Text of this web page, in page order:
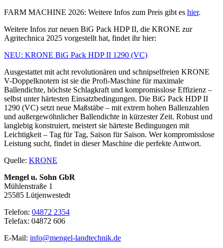
FARM MACHINE 2026: Weitere Infos zum Preis gibt es hier.
Weitere Infos zur neuen BiG Pack HDP II, die KRONE zur
Agritechnica 2025 vorgestellt hat, findet ihr hier:
NEU: KRONE BiG Pack HDP II 1290 (VC)
Ausgestattet mit acht revolutionären und schnipselfreien KRONE
V-Doppelknotern ist sie die Profi-Maschine für maximale
Ballendichte, höchste Schlagkraft und kompromisslose Effizienz –
selbst unter härtesten Einsatzbedingungen. Die BiG Pack HDP II
1290 (VC) setzt neue Maßstäbe – mit extrem hohen Ballenzahlen
und außergewöhnlicher Ballendichte in kürzester Zeit. Robust und
langlebig konstruiert, meistert sie härteste Bedingungen mit
Leichtigkeit – Tag für Tag, Saison für Saison. Wer kompromisslose
Leistung sucht, findet in dieser Maschine die perfekte Antwort.
Quelle: KRONE
Mengel u. Sohn GbR
Mühlenstraße 1
25585 Lütjenwestedt
Telefon: 04872 2354
Telefax: 04872 606
E-Mail: info@mengel-landtechnik.de